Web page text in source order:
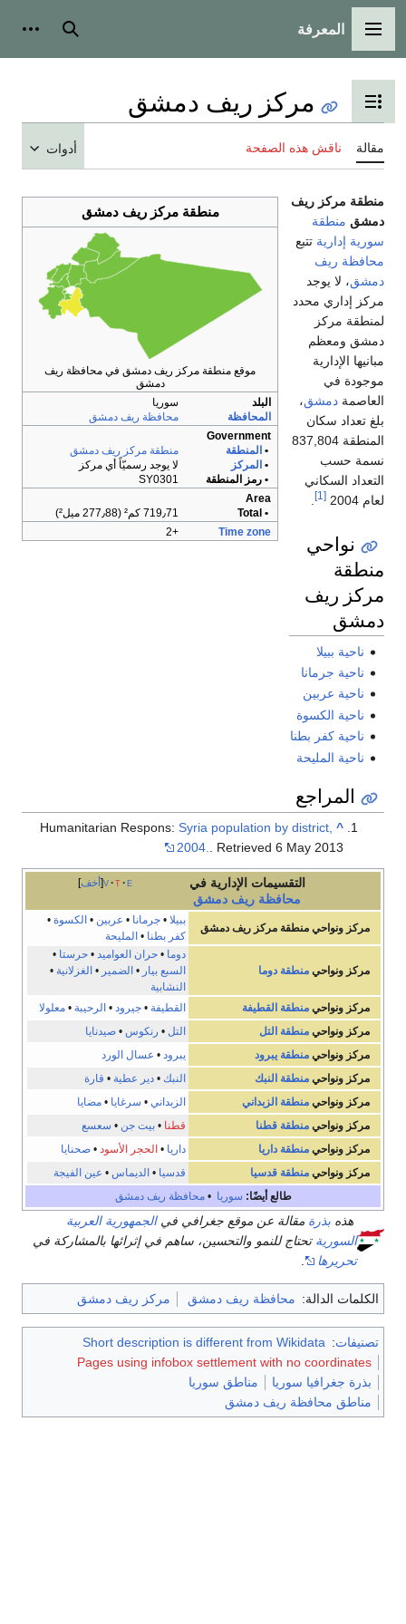
القائمة الرئيسية
المعرفة بحث
تبديل عرض جدول المحتويات
مركز ريف دمشق
مقالة ناقش هذه الصفحة أدوات
منطقة مركز ريف دمشق
موقع منطقة مركز ريف دمشق في محافظة ريف
دمشق
البلد
سوريا
المحافظة
محافظة ريف دمشق
Government
• المنطقة
منطقة مركز ريف دمشق
• المركز
لا يوجد رسميّاً أي مركز
• رمز المنطقة
SY0301
Area
• Total
719٫71 كم² (277٫88 ميل²)
Time zone
+2
منطقة مركز ريف
دمشق منطقة
سورية إدارية تتبع
محافظة ريف
دمشق، لا يوجد
مركز إداري محدد
لمنطقة مركز
دمشق ومعظم
مبانيها الإدارية
موجودة في
العاصمة دمشق،
بلغ تعداد سكان
المنطقة 837,804
نسمة حسب
التعداد السكاني
لعام 2004
[1]
نواحي
منطقة
مركز ريف
دمشق
ناحية ببيلا
ناحية جرمانا
ناحية عربين
ناحية الكسوة
ناحية كفر بطنا
ناحية المليحة
المراجع
^
Humanitarian Respons:Syria population by district,
2004.
. Retrieved 6 May 2013
أخف v t e
التقسيمات الإدارية في
محافظة ريف دمشق
مركز ونواحيمنطقة مركز ريف دمشق
ببيلا •جرمانا • عربين • الكسوة •
كفر بطنا • المليحة
مركز ونواحيمنطقة دوما
دوما •حران العواميد •حرستا •
السبع بيار • الضمير • الغزلانية •
النشابية
مركز ونواحيمنطقة القطيفة القطيفة •جيرود • الرحيبة •معلولا
مركز ونواحيمنطقة التل التل • رنكوس •صيدنايا
مركز ونواحيمنطقة يبرود يبرود • عسال الورد
مركز ونواحيمنطقة النبك النبك •دير عطية • قارة
مركز ونواحيمنطقة الزبداني الزبداني • سرغايا •مضايا
مركز ونواحيمنطقة قطنا قطنا •بيت جن • سعسع
مركز ونواحيمنطقة داريا داريا • الحجر الأسود •صحنايا
مركز ونواحيمنطقة قدسيا قدسيا • الديماس • عين الفيجة
طالع أيضًا: سوريا •محافظة ريف دمشق
هذه بذرة مقالة عن موقع جغرافي فيالجمهورية العربية
السورية تحتاج للنمو والتحسين، ساهم في إثرائها بالمشاركة في
تحريرها
الكلمات الدالة: محافظة ريف دمشق مركز ريف دمشق
تصنيفات:
Short description is different from Wikidata
Pages using infobox settlement with no coordinates
بذرة جغرافيا سوريا
مناطق سوريا
مناطق محافظة ريف دمشق